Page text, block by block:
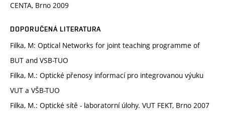
CENTA, Brno 2009
DOPORUČENÁ LITERATURA
Filka, M: Optical Networks for joint teaching programme of
BUT and VSB-TUO
Filka, M.: Optické přenosy informací pro integrovanou výuku
VUT a VŠB-TUO
Filka, M.: Optické sítě - laboratorní úlohy. VUT FEKT, Brno 2007